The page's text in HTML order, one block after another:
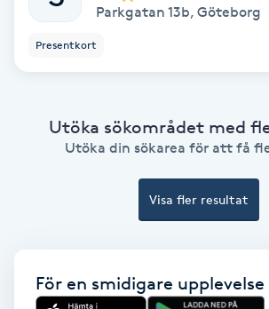
Gellack med förstärkning
Gravidmassage
Gravidyoga
Hatha Yoga
Parkgatan 13b, Göteborg
Presentkort
Utöka sökområdet med
Utöka din sökarea för att få
Visa fler resultat
För en smidigare upplevelse